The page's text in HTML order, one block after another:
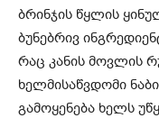
ბრინჯის წყლის
ბუნებრივ
რაც კანის მოვლის
ხელმისაწვდომი
გამოყენება ხელს